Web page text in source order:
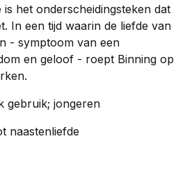
is het onderscheidingsteken dat
In een tijd waarin de liefde van
- symptoom van een
en geloof - roept Binning op
gebruik; jongeren
naastenliefde